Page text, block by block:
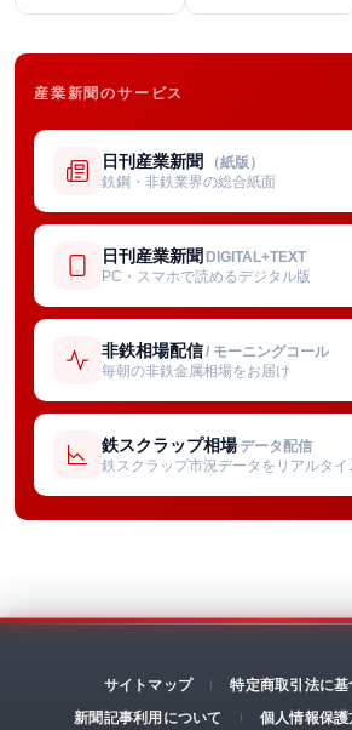
産業新聞のサービス
日刊産業新聞 （紙版）
鉄鋼・非鉄業界の総合紙面
日刊産業新聞 DIGITAL+TEXT
PC・スマホで読めるデジタル版
非鉄相場配信/ モーニングコール
毎朝の非鉄金属相場をお届け
鉄スクラップ相場 データ配信
鉄スクラップ市況データをリアルタイ
サイトマップ
特定商取引法に
新聞記事利用について
個人情報保